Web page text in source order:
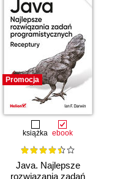
Promocja
książka ebook
Java. Najlepsze
rozwiązania zadań